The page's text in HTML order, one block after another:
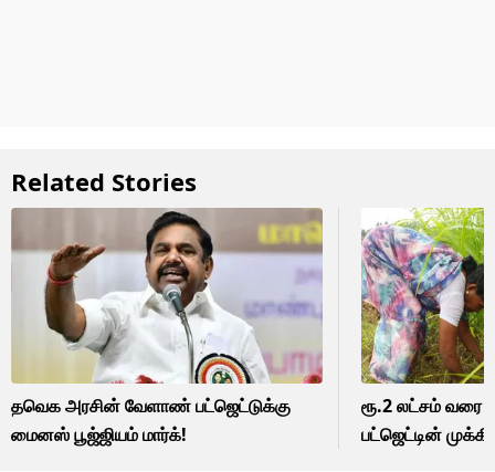
Related Stories
தவெக அரசின் வேளாண் பட்ஜெட்டுக்கு
மைனஸ் பூஜ்ஜியம் மார்க்!
ரூ.2 லட்சம் வரை
பட்ஜெட்டின்